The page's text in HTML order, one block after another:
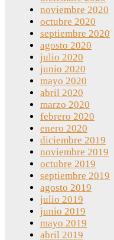
noviembre 2020
octubre 2020
septiembre 2020
agosto 2020
julio 2020
junio 2020
mayo 2020
abril 2020
marzo 2020
febrero 2020
enero 2020
diciembre 2019
noviembre 2019
octubre 2019
septiembre 2019
agosto 2019
julio 2019
junio 2019
mayo 2019
abril 2019